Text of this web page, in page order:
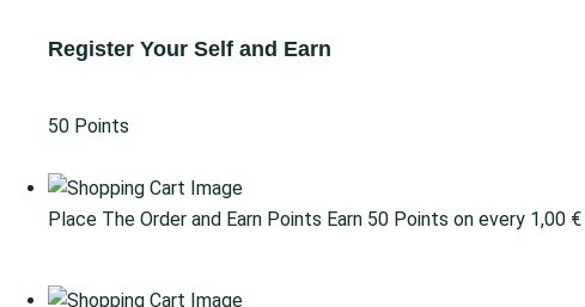
Register Your Self and Earn
50 Points
Place The Order and Earn Points Earn 50 Points on every 1,00 €